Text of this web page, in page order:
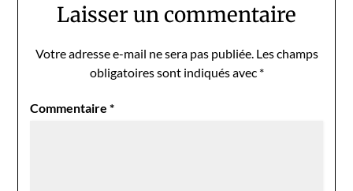
Laisser un commentaire
Votre adresse e-mail ne sera pas publiée. Les champs
obligatoires sont indiqués avec *
Commentaire*